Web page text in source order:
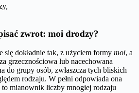
zwrot: moi drodzy?
się dokładnie tak, z użyciem formy moi, a
grzecznościowa lub nacechowana
do grupy osób, zwłaszcza tych bliskich
rodzaju. W pełni odpowiada ona
to mianownik liczby mnogiej rodzaju